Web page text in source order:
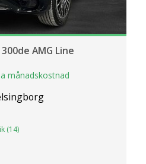
AMG Line
månadskostnad
(14)